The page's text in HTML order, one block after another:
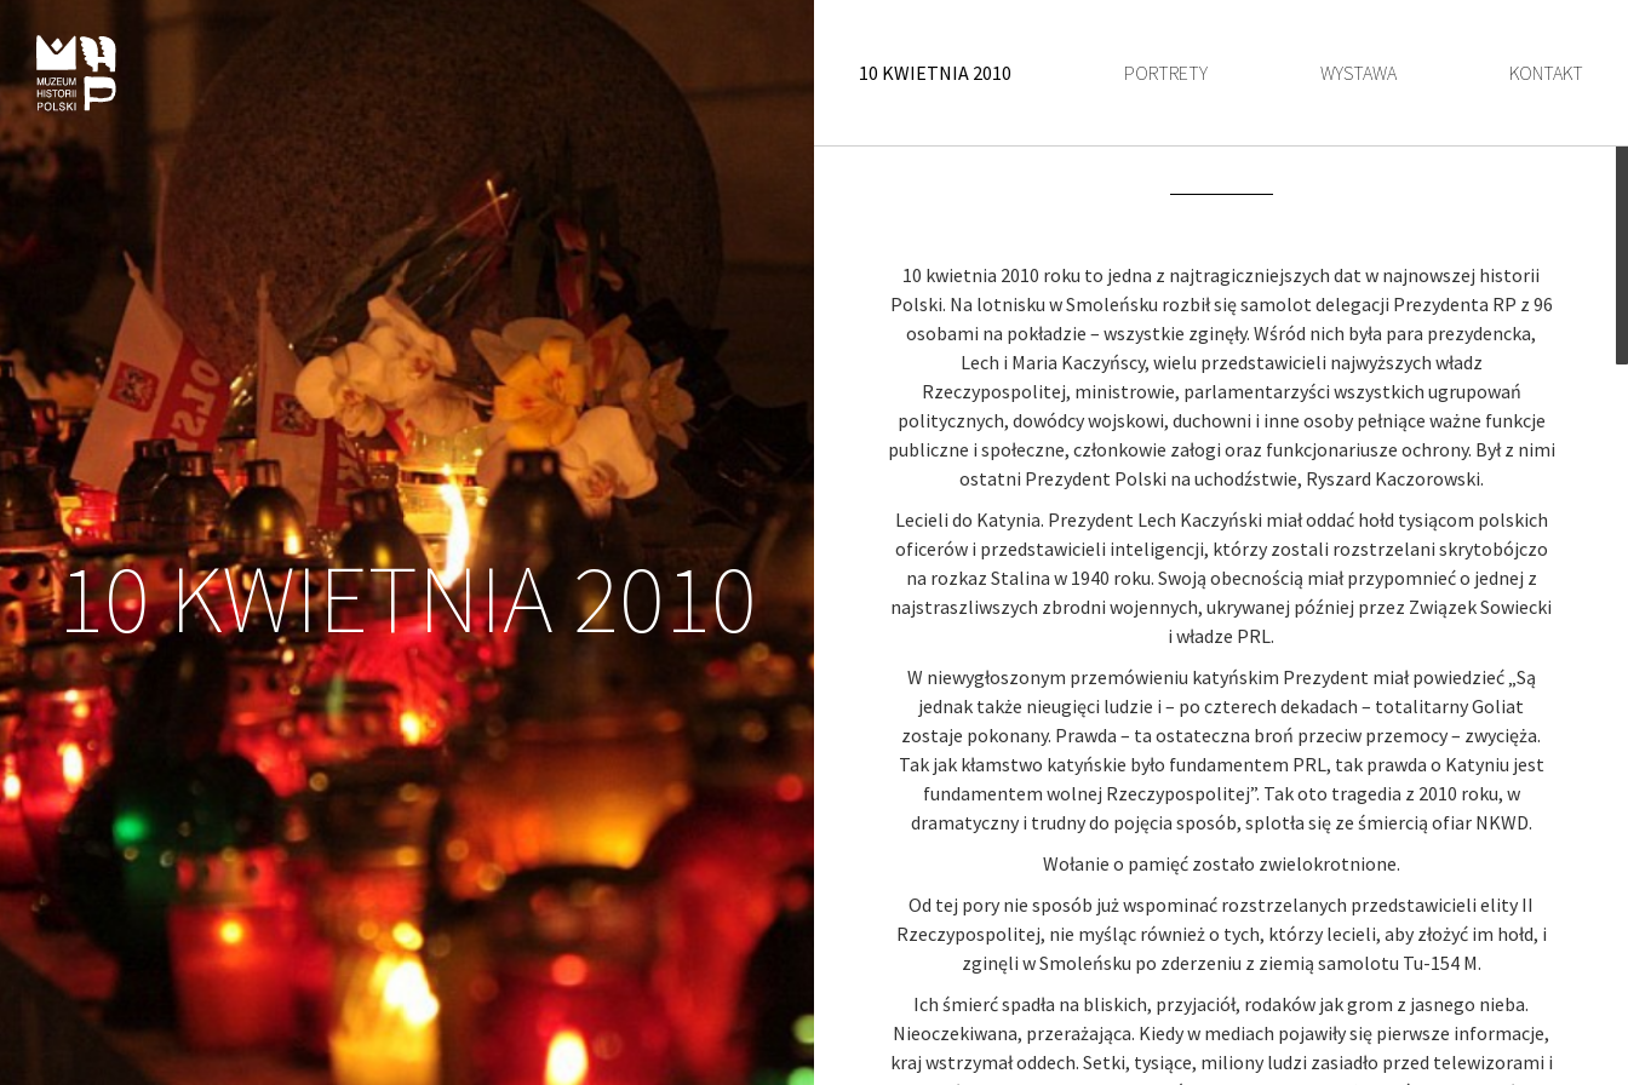
10 KWIETNIA 2010 PORTRETY WYSTAWA KONTAKT
10 KWIETNIA 2010
10 kwietnia 2010 roku to jedna z najtragiczniejszych dat w najnowszej historii
Polski. Na lotnisku w Smoleńsku rozbił się samolot delegacji Prezydenta RP z 96
osobami na pokładzie – wszystkie zginęły. Wśród nich była para prezydencka,
Lech i Maria Kaczyńscy, wielu przedstawicieli najwyższych władz
Rzeczypospolitej, ministrowie, parlamentarzyści wszystkich ugrupowań
politycznych, dowódcy wojskowi, duchowni i inne osoby pełniące ważne funkcje
publiczne i społeczne, członkowie załogi oraz funkcjonariusze ochrony. Był z nimi
ostatni Prezydent Polski na uchodźstwie, Ryszard Kaczorowski.
Lecieli do Katynia. Prezydent Lech Kaczyński miał oddać hołd tysiącom polskich
oficerów i przedstawicieli inteligencji, którzy zostali rozstrzelani skrytobójczo
na rozkaz Stalina w 1940 roku. Swoją obecnością miał przypomnieć o jednej z
najstraszliwszych zbrodni wojennych, ukrywanej później przez Związek Sowiecki
i władze PRL.
W niewygłoszonym przemówieniu katyńskim Prezydent miał powiedzieć „Są
jednak także nieugięci ludzie i – po czterech dekadach – totalitarny Goliat
zostaje pokonany. Prawda – ta ostateczna broń przeciw przemocy – zwycięża.
Tak jak kłamstwo katyńskie było fundamentem PRL, tak prawda o Katyniu jest
fundamentem wolnej Rzeczypospolitej”. Tak oto tragedia z 2010 roku, w
dramatyczny i trudny do pojęcia sposób, splotła się ze śmiercią ofiar NKWD.
Wołanie o pamięć zostało zwielokrotnione.
Od tej pory nie sposób już wspominać rozstrzelanych przedstawicieli elity II
Rzeczypospolitej, nie myśląc również o tych, którzy lecieli, aby złożyć im hołd, i
zginęli w Smoleńsku po zderzeniu z ziemią samolotu Tu-154 M.
Ich śmierć spadła na bliskich, przyjaciół, rodaków jak grom z jasnego nieba.
Nieoczekiwana, przerażająca. Kiedy w mediach pojawiły się pierwsze informacje,
kraj wstrzymał oddech. Setki, tysiące, miliony ludzi zasiadło przed telewizorami i